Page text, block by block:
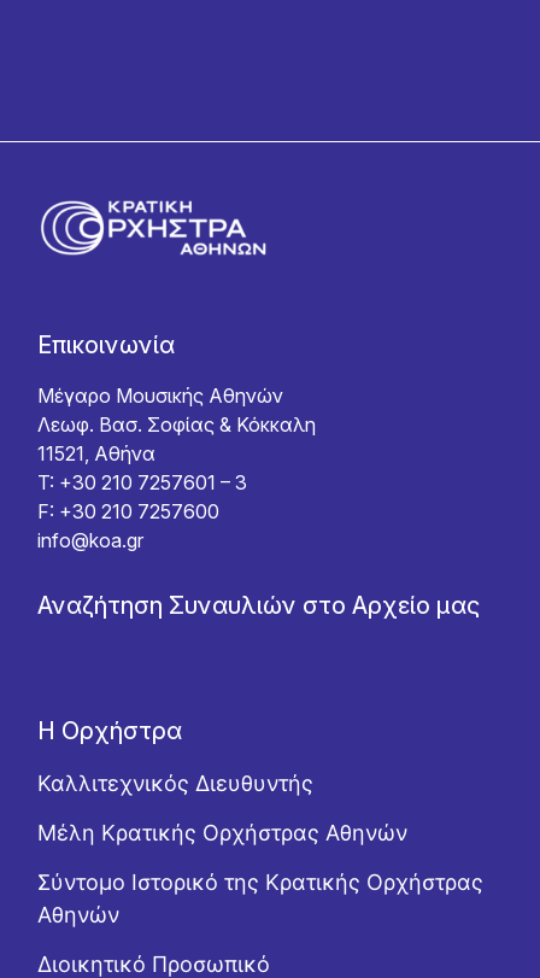
Επικοινωνία
Μέγαρο Μουσικής Αθηνών
Λεωφ. Βασ. Σοφίας & Κόκκαλη
11521, Αθήνα
T: +30 210 7257601 – 3
F: +30 210 7257600
info@koa.gr
Αναζήτηση Συναυλιών στο Αρχείο μας
Η Ορχήστρα
Καλλιτεχνικός Διευθυντής
Μέλη Κρατικής Ορχήστρας Αθηνών
Σύντομο Ιστορικό της Κρατικής Ορχήστρας
Αθηνών
Διοικητικό Προσωπικό